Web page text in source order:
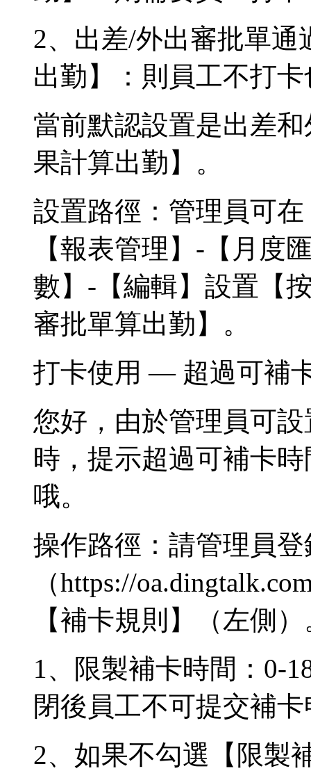
2、出差/外出審批單
出勤】：則員工不打
當前默認設置是出差
果計算出勤】。
設置路徑：管理員可
【報表管理】-【月度
數】-【編輯】設置【
審批單算出勤】。
打卡使用 — 超過可補
您好，由於管理員可
時，提示超過可補卡
哦。
操作路徑：請管理員
（https://
【補卡規則】（左側
1、限製補卡時間：0-
閉後員工不可提交補
2、如果不勾選【限製